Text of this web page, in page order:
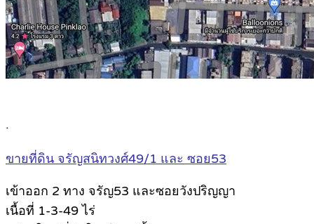
.
ขายที่ดิน จรัญสนิทวงศ์49/1 และ ซอย53
เข้าออก 2 ทาง จรัญ53 และซอยวังปริญญา
เนื้อที่ 1-3-49 ไร่